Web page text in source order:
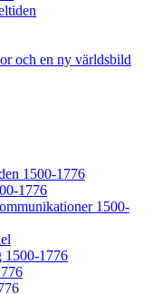
och en ny världsbild
1500-1776
1776
1500-
1500-1776